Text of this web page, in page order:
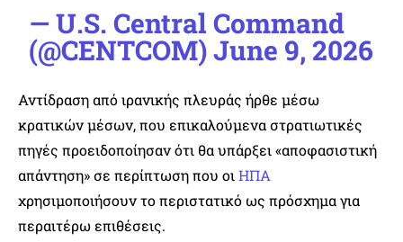
— U.S. Central Command
(@CENTCOM)June 9, 2026
Αντίδραση από ιρανικής πλευράς ήρθε μέσω
κρατικών μέσων, που επικαλούμενα στρατιωτικές
πηγές προειδοποίησαν ότι θα υπάρξει «αποφασιστική
απάντηση» σε περίπτωση που οιΗΠΑ
χρησιμοποιήσουν το περιστατικό ως πρόσχημα για
περαιτέρω επιθέσεις.